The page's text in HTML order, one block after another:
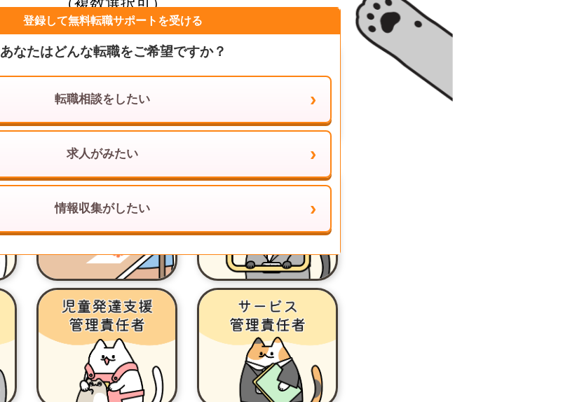
登録して無料転職サポートを受ける
あなたはどんな転職をご希望ですか？
転職相談をしたい
求人がみたい
情報収集がしたい